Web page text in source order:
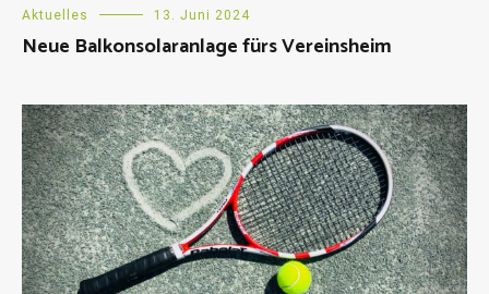
Aktuelles 13. Juni 2024
Neue Balkonsolaranlage fürs Vereinsheim